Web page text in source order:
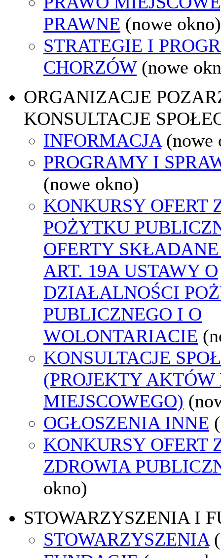
PRAWNE (nowe okno)
STRATEGIE I
CHORZÓW (nowe
ORGANIZACJE
KONSULTACJE
INFORMACJA (nowe
PROGRAMY I
(nowe okno)
KONKURSY OFERT
POŻYTKU
OFERTY
ART. 19A USTAWY O
DZIAŁALNOŚCI
PUBLICZNEGO I O
WOLONTARIACIE
KONSULTACJE
(PROJEKTY AKTÓW
MIEJSCOWEGO)
OGŁOSZENIA INNE
KONKURSY OFERT
ZDROWIA
okno)
STOWARZYSZENIA I
STOWARZYSZENIA